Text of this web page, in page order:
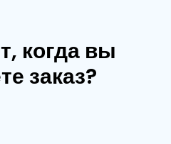
когда вы
заказ?